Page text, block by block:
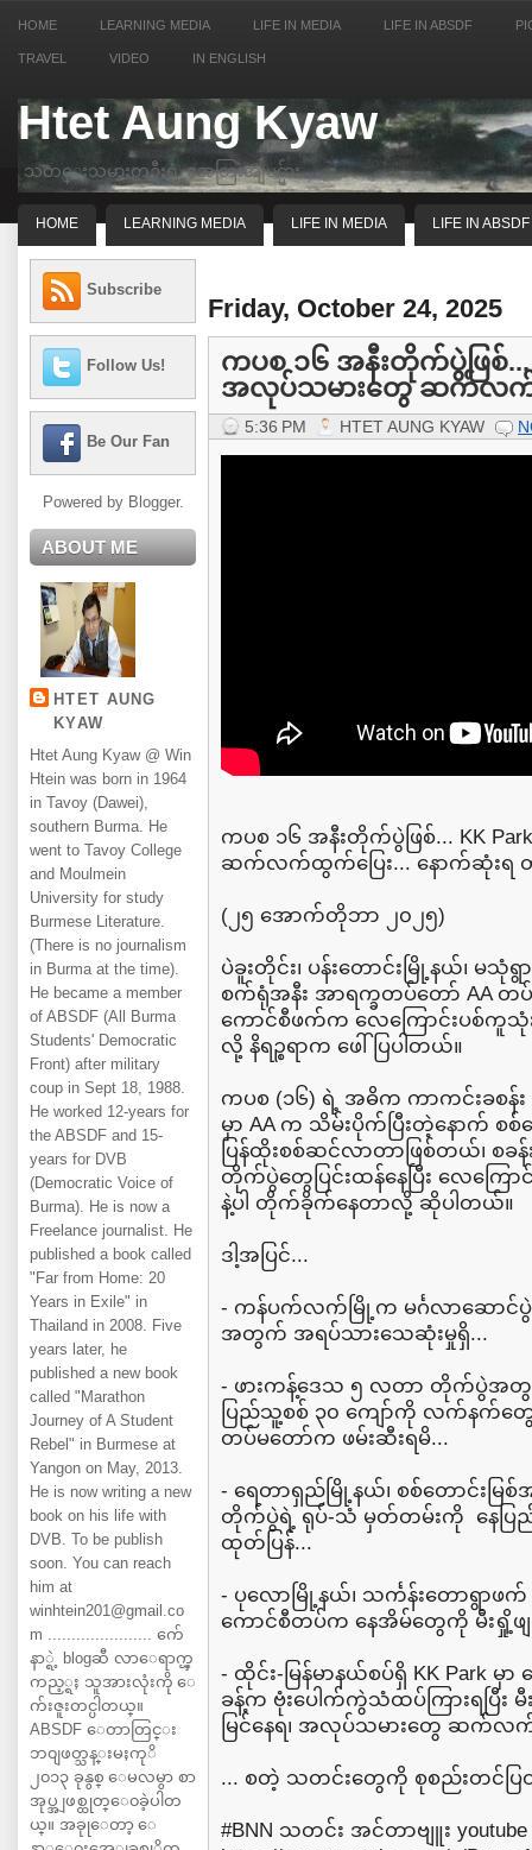
HOME LEARNING MEDIA LIFE IN MEDIA LIFE IN ABSDF
TRAVEL VIDEO IN ENGLISH
Htet Aung Kyaw
သတင္းသမားတဦးရဲ့ အေတြးအျမင္မ်ား
HOME LEARNING MEDIA LIFE IN MEDIA LIFE IN ABSDF
Subscribe
Follow Us!
Be Our Fan
Powered by Blogger.
ABOUT ME
HTET AUNG
KYAW
Htet Aung Kyaw @ Win
Htein was born in 1964
in Tavoy (Dawei),
southern Burma. He
went to Tavoy College
and Moulmein
University for study
Burmese Literature.
(There is no journalism
in Burma at the time).
He became a member
of ABSDF (All Burma
Students' Democratic
Front) after military
coup in Sept 18, 1988.
He worked 12-years for
the ABSDF and 15-
years for DVB
(Democratic Voice of
Burma). He is now a
Freelance journalist. He
published a book called
"Far from Home: 20
Years in Exile" in
Thailand in 2008. Five
years later, he
published a new book
called "Marathon
Journey of A Student
Rebel" in Burmese at
Yangon on May, 2013.
He is now writing a new
book on his life with
DVB. To be publish
soon. You can reach
him at
winhtein201@gmail.co
m ...................... က်ေ
နာ္ရဲ့ blogဆီ လာေရာက္ၾ
ကည့္ရႈ သူအားလုံးကို ေ
က်းဇူးတင္ပါတယ္။
ABSDF ေတာတြင္း
ဘ၀ျဖတ္သန္းမႈကုိ
၂၀၁၃ ခုနွစ္ ေမလမွာ စာ
အုပ္အျဖစ္ထုတ္ေ၀ခဲ့ပါတ
ယ္။ အခုုေတာ့ ေ
Friday, October 24, 2025
ကပစ ၁၆ အနီးတိုက်ပွဲဖြစ်...
အလုပ်သမားတွေ ဆက်လက်
5:36 PM HTET AUNG KYAW
ကပစ ၁၆ အနီးတိုက်ပွဲဖြစ်... KK
ဆက်လက်ထွက်ပြေး... နောက်ဆုံးရ
(၂၅ အောက်တိုဘာ ၂၀၂၅)
ပဲခူးတိုင်း၊ ပန်းတောင်းမြို့နယ်၊ မသုံ
စက်ရုံအနီး အာရက္ခတပ်တော် AA
ကောင်စီဖက်က လေကြောင်းပစ်ကူသုံ
လို့ နိရဉ္စရာက ဖေါ်ပြပါတယ်။
ကပစ (၁၆) ရဲ့ အဓိက ကာကင်းခစန်
မှာ AA က သိမ်းပိုက်ပြီးတဲ့နောက် စ
ပြန်ထိုးစစ်ဆင်လာတာဖြစ်တယ်၊ စခ
တိုက်ပွဲတွေပြင်းထန်နေပြီး လေကြ
နဲ့ပါ တိုက်ခိုက်နေတာလို့ ဆိုပါတယ်။
ဒါ့အပြင်...
- ကန်ပက်လက်မြို့က မင်္ဂလာဆောင်
အတွက် အရပ်သားသေဆုံးမှုရှိ...
- ဖားကန့်ဒေသ ၅ လတာ တိုက်ပွဲအတွင်
ပြည်သူ့စစ် ၃၀ ကျော်ကို လက်နက်တွ
တပ်မတော်က ဖမ်းဆီးရမိ...
- ရေတာရှည်မြို့နယ်၊ စစ်တောင်းမြစ်
တိုက်ပွဲရဲ့ ရုပ်-သံ မှတ်တမ်းကို နေပြည်
ထုတ်ပြန်...
- ပုလောမြို့နယ်၊ သင်္ကန်းတောရွာဖ
ကောင်စီတပ်က နေအိမ်တွေကို မီးရှို့ဖ
- ထိုင်း-မြန်မာနယ်စပ်ရှိ KK Park
ခန့်က ဗုံးပေါက်ကွဲသံထပ်ကြားရပြီး
မြင်နေရ၊ အလုပ်သမားတွေ ဆက်လက်
... စတဲ့ သတင်းတွေကို စုစည်းတင်ပြ
#BNN သတင်း အင်တာဗျူး